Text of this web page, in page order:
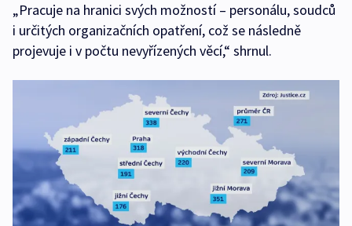
„Pracuje na hranici svých možností – personálu, soudců
i určitých organizačních opatření, což se následně
projevuje i v počtu nevyřízených věcí,“ shrnul.